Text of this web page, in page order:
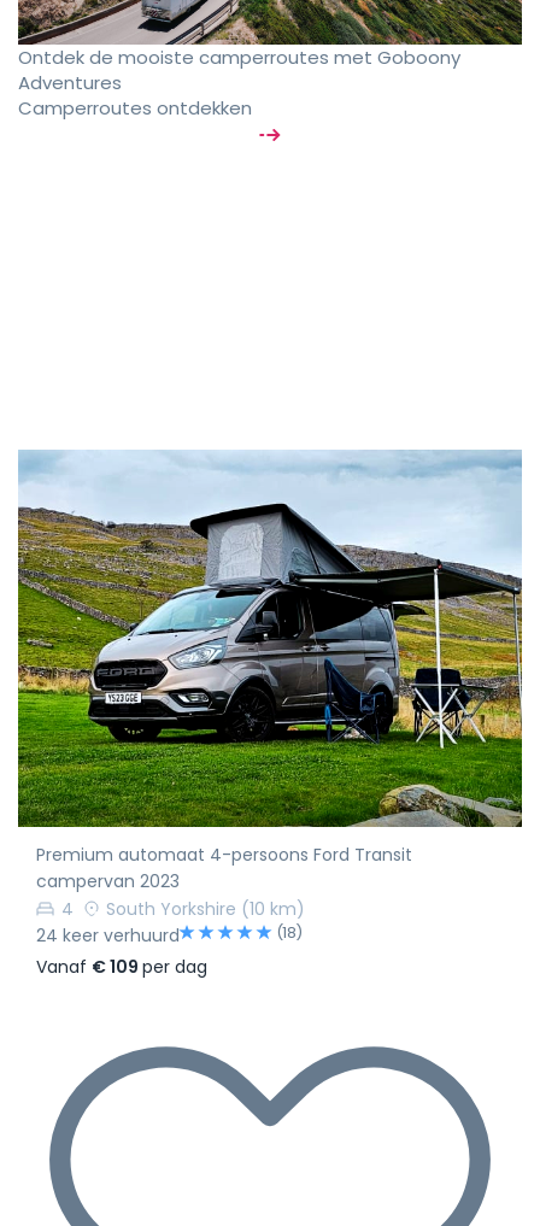
Ontdek de mooiste camperroutes met Goboony
Adventures
Camperroutes ontdekken
Premium automaat 4-persoons Ford Transit
campervan 2023
4
South Yorkshire (10 km)
24 keer verhuurd
(18)
Vanaf € 109 per dag